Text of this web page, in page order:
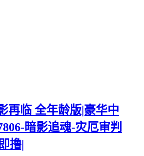
再临 全年龄版|豪华中
暗影追魂-灾厄审判
撸|